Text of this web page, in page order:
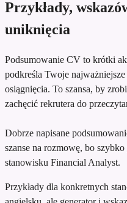
Przykłady,
uniknięcia
Podsumowanie CV to krótki
podkreśla Twoje
osiągnięcia. To szansa, by
zachęcić rekrutera do
Dobrze napisane
szanse na rozmowę, bo
stanowisku Financial Analyst.
Przykłady dla konkretnych